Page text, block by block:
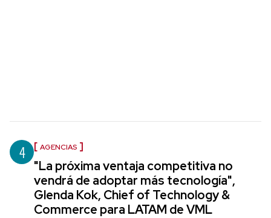
4 AGENCIAS
"La próxima ventaja competitiva no
vendrá de adoptar más tecnología",
Glenda Kok, Chief of Technology &
Commerce para LATAM de VML